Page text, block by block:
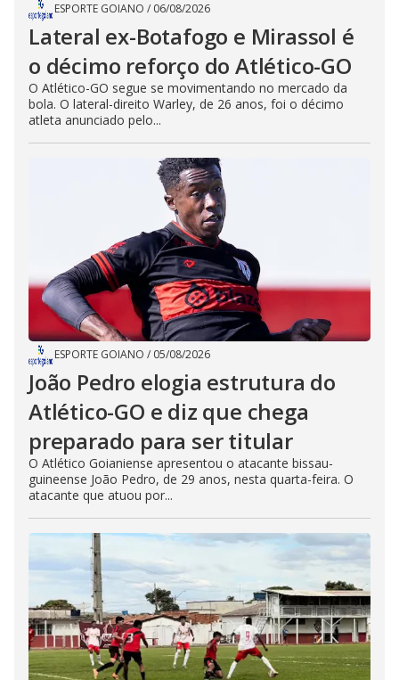
ESPORTE GOIANO / 06/08/2026
Lateral ex-Botafogo e Mirassol é
o décimo reforço do Atlético-GO
O Atlético-GO segue se movimentando no mercado da
bola. O lateral-direito Warley, de 26 anos, foi o décimo
atleta anunciado pelo...
ESPORTE GOIANO / 05/08/2026
João Pedro elogia estrutura do
Atlético-GO e diz que chega
preparado para ser titular
O Atlético Goianiense apresentou o atacante bissau-
guineense João Pedro, de 29 anos, nesta quarta-feira. O
atacante que atuou por...